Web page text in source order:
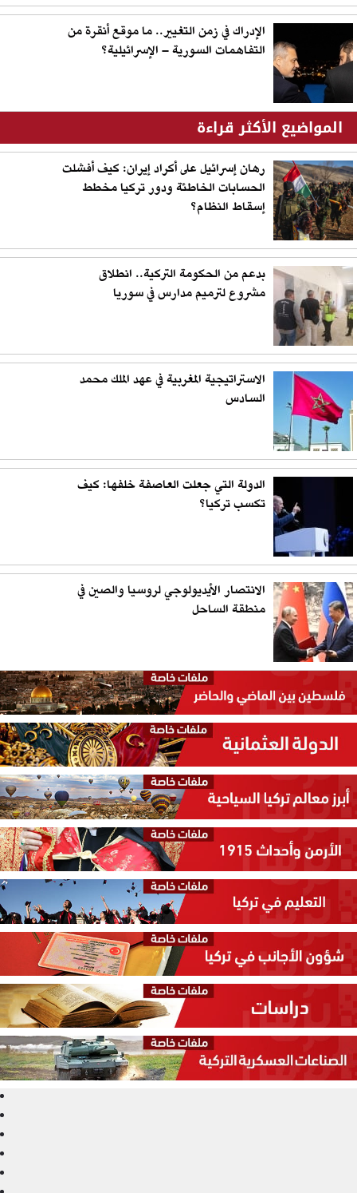
الإدراك في زمن التغيير.. ما موقع أنقرة من
التفاهمات السورية – الإسرائيلية؟
المواضيع الأكثر قراءة
رهان إسرائيل على أكراد إيران: كيف أفشلت
الحسابات الخاطئة ودور تركيا مخطط
إسقاط النظام؟
بدعم من الحكومة التركية.. انطلاق
مشروع لترميم مدارس في سوريا
الاستراتيجية المغربية في عهد الملك محمد
السادس
الدولة التي جعلت العاصفة خلفها: كيف
تكسب تركيا؟
الانتصار الأيديولوجي لروسيا والصين في
منطقة الساحل